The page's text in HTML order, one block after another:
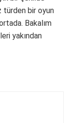
türden bir oyun
Bakalım
yakından